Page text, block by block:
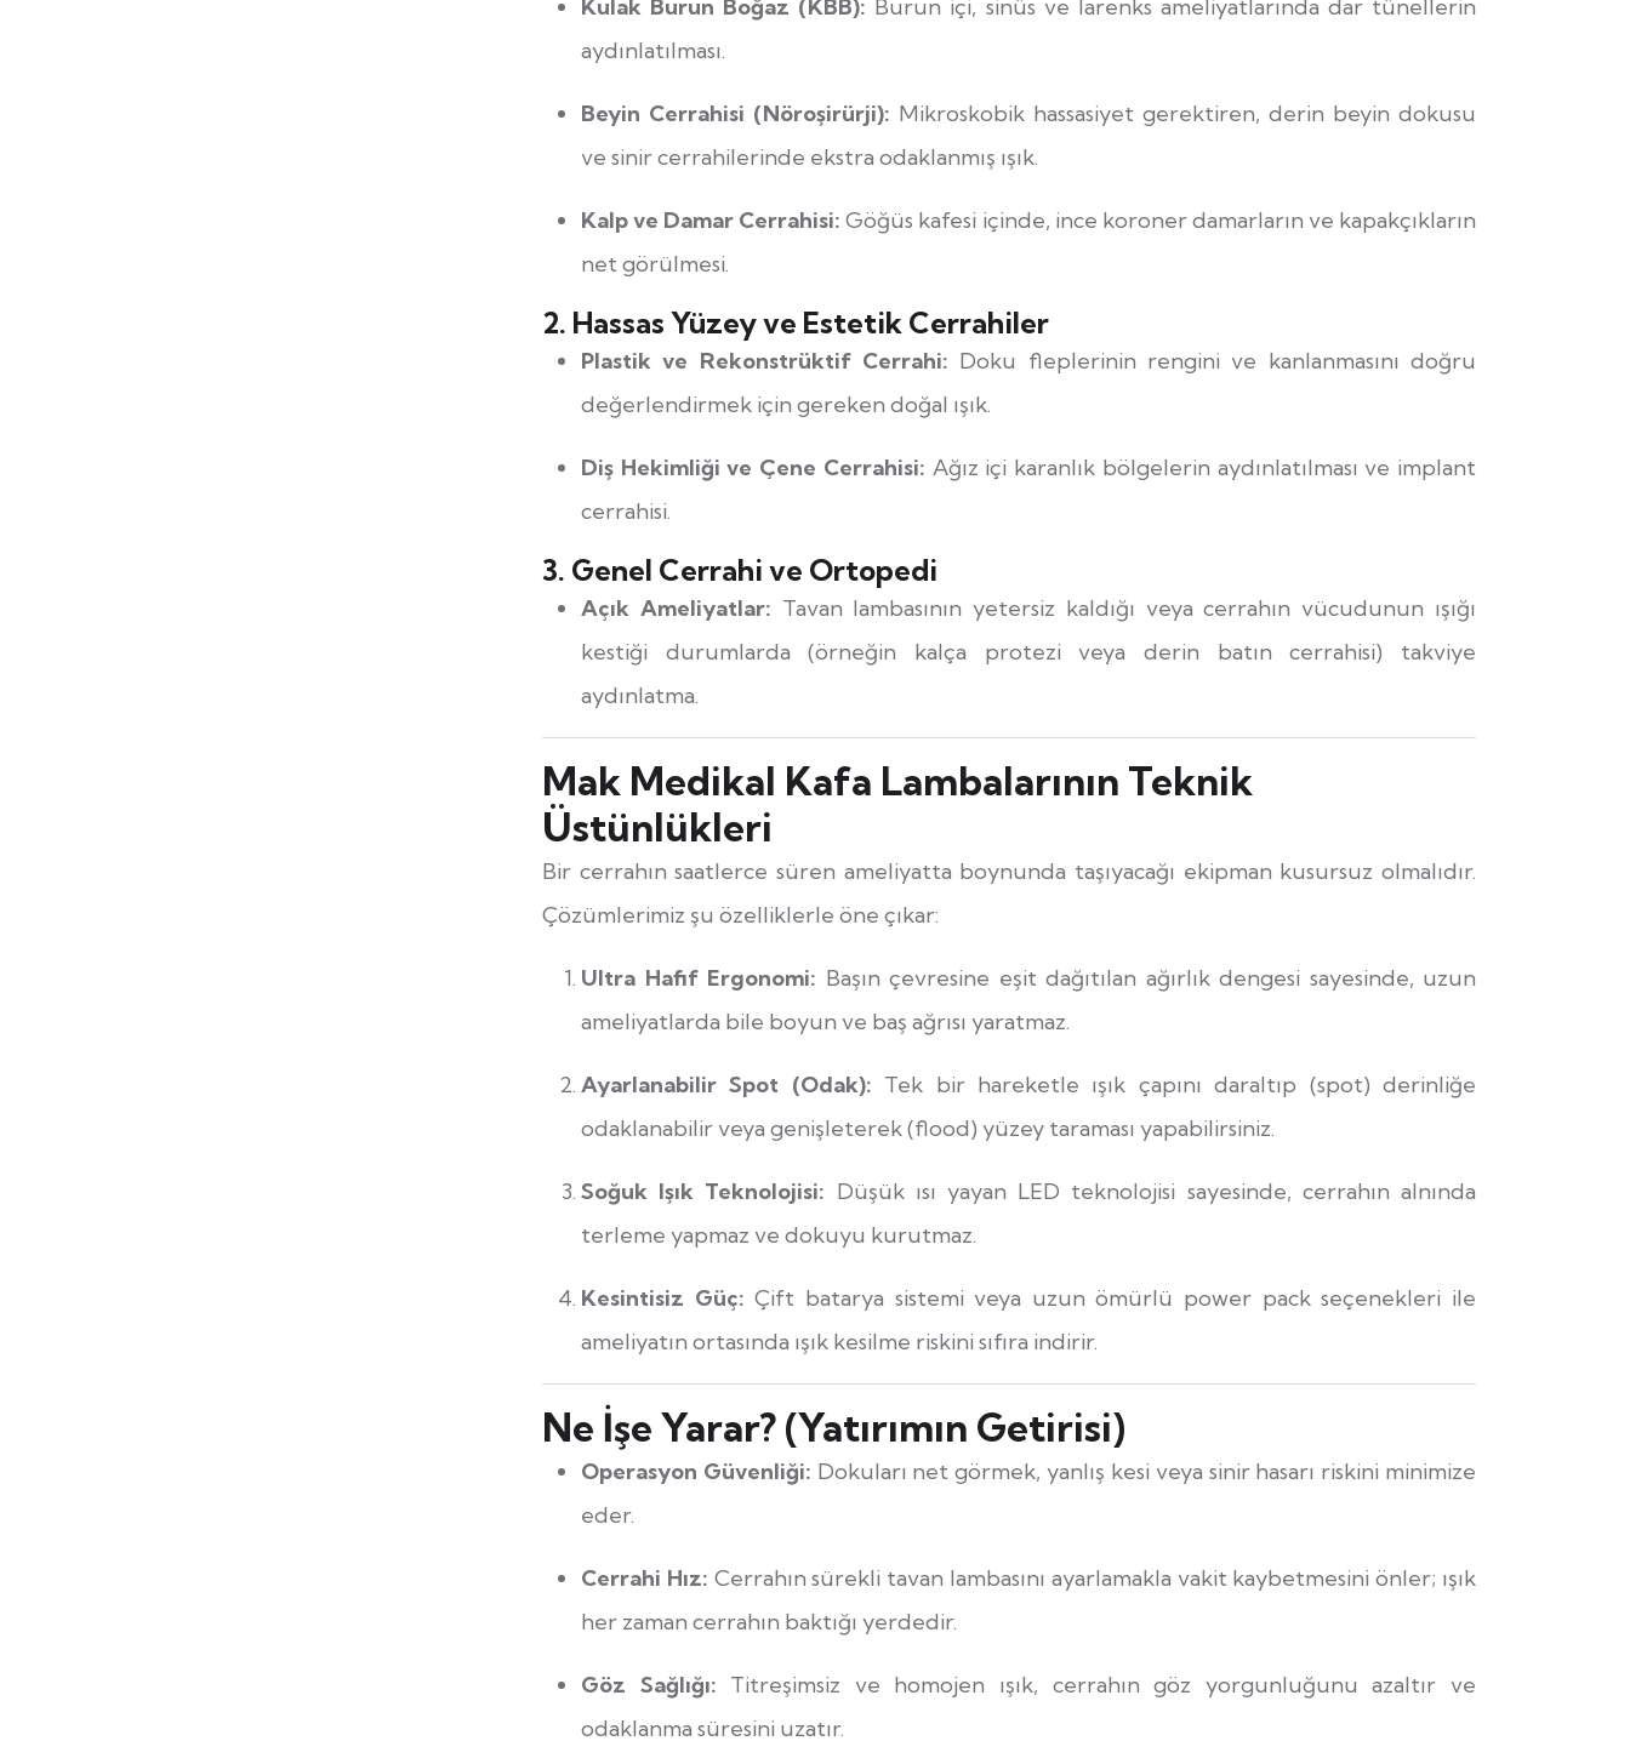
Kulak Burun Boğaz (KBB): Burun içi, sinüs ve larenks ameliyatlarında dar tünellerin
aydınlatılması.
Beyin Cerrahisi (Nöroşirürji): Mikroskobik hassasiyet gerektiren, derin beyin dokusu
ve sinir cerrahilerinde ekstra odaklanmış ışık.
Kalp ve Damar Cerrahisi: Göğüs kafesi içinde, ince koroner damarların ve kapakçıkların
net görülmesi.
2. Hassas Yüzey ve Estetik Cerrahiler
Plastik ve Rekonstrüktif Cerrahi: Doku fleplerinin rengini ve kanlanmasını doğru
değerlendirmek için gereken doğal ışık.
Diş Hekimliği ve Çene Cerrahisi: Ağız içi karanlık bölgelerin aydınlatılması ve implant
cerrahisi.
3. Genel Cerrahi ve Ortopedi
Açık Ameliyatlar: Tavan lambasının yetersiz kaldığı veya cerrahın vücudunun ışığı
kestiği durumlarda (örneğin kalça protezi veya derin batın cerrahisi) takviye
aydınlatma.
Mak Medikal Kafa Lambalarının Teknik
Üstünlükleri
Bir cerrahın saatlerce süren ameliyatta boynunda taşıyacağı ekipman kusursuz olmalıdır.
Çözümlerimiz şu özelliklerle öne çıkar:
Ultra Hafif Ergonomi: Başın çevresine eşit dağıtılan ağırlık dengesi sayesinde, uzun
ameliyatlarda bile boyun ve baş ağrısı yaratmaz.
Ayarlanabilir Spot (Odak): Tek bir hareketle ışık çapını daraltıp (spot) derinliğe
odaklanabilir veya genişleterek (flood) yüzey taraması yapabilirsiniz.
Soğuk Işık Teknolojisi: Düşük ısı yayan LED teknolojisi sayesinde, cerrahın alnında
terleme yapmaz ve dokuyu kurutmaz.
Kesintisiz Güç: Çift batarya sistemi veya uzun ömürlü power pack seçenekleri ile
ameliyatın ortasında ışık kesilme riskini sıfıra indirir.
Ne İşe Yarar? (Yatırımın Getirisi)
Operasyon Güvenliği: Dokuları net görmek, yanlış kesi veya sinir hasarı riskini minimize
eder.
Cerrahi Hız: Cerrahın sürekli tavan lambasını ayarlamakla vakit kaybetmesini önler; ışık
her zaman cerrahın baktığı yerdedir.
Göz Sağlığı: Titreşimsiz ve homojen ışık, cerrahın göz yorgunluğunu azaltır ve
odaklanma süresini uzatır.